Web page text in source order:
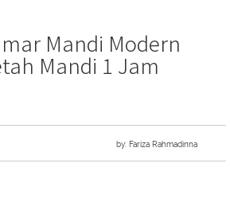
Mandi Modern
Mandi 1 Jam
by: Fariza Rahmadinna